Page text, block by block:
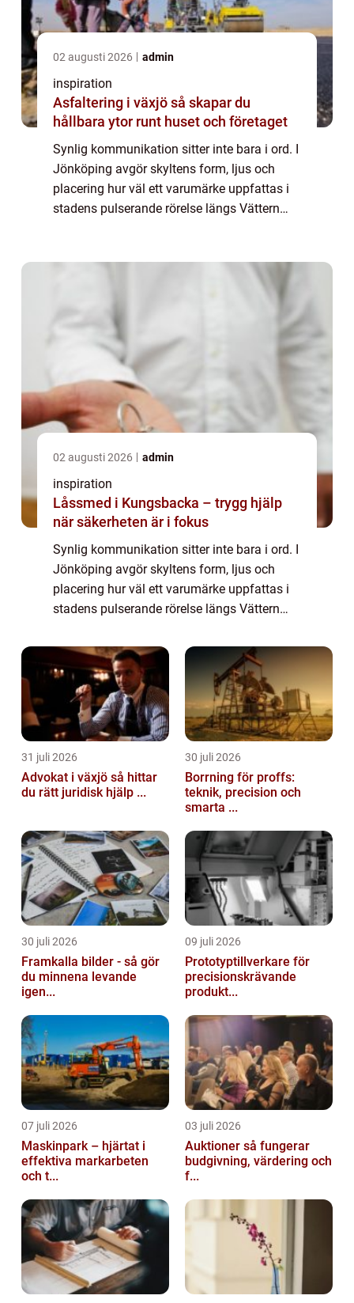
02 augusti 2026 admin
inspiration
Asfaltering i växjö så skapar du
hållbara ytor runt huset och företaget
Synlig kommunikation sitter inte bara i ord. I
Jönköping avgör skyltens form, ljus och
placering hur väl ett varumärke uppfattas i
stadens pulserande rörelse längs Vättern
02 augusti 2026 admin
inspiration
Låssmed i Kungsbacka – trygg hjälp
när säkerheten är i fokus
Synlig kommunikation sitter inte bara i ord. I
Jönköping avgör skyltens form, ljus och
placering hur väl ett varumärke uppfattas i
stadens pulserande rörelse längs Vättern
31 juli 2026
Advokat i växjö så hittar
du rätt juridisk hjälp ...
30 juli 2026
Borrning för proffs:
teknik, precision och
smarta ...
30 juli 2026
Framkalla bilder - så gör
du minnena levande
igen...
09 juli 2026
Prototyptillverkare för
precisionskrävande
produkt...
07 juli 2026
Maskinpark – hjärtat i
effektiva markarbeten
och t...
03 juli 2026
Auktioner så fungerar
budgivning, värdering och
f...